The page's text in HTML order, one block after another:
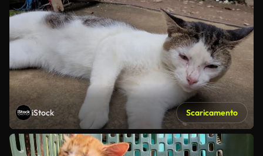
iStock Scaricamento